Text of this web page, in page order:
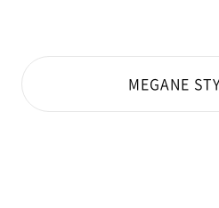
MEGANE